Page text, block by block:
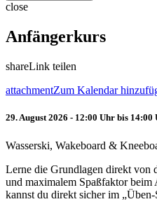
close
Anfängerkurs
shareLink teilen
attachmentZum Kalendar
29. August 2026 - 12:00 Uhr bis 14:00
Wasserski, Wakeboard &
Lerne die Grundlagen direkt von
und maximalem Spaßfaktor beim
kannst du direkt sicher im